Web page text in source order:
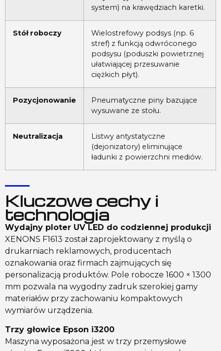
system) na krawędziach karetki.
Stół roboczy
Wielostrefowy podsys (np. 6
stref) z funkcją odwróconego
podsysu (poduszki powietrznej
ułatwiającej przesuwanie
ciężkich płyt).
Pozycjonowanie
Pneumatyczne piny bazujące
wysuwane ze stołu.
Neutralizacja
Listwy antystatyczne
(dejonizatory) eliminujące
ładunki z powierzchni mediów.
Kluczowe cechy i
technologia
Wydajny ploter UV LED do codziennej produkcji
XENONS F1613 został zaprojektowany z myślą o
drukarniach reklamowych, producentach
oznakowania oraz firmach zajmujących się
personalizacją produktów. Pole robocze 1600 × 1300
mm pozwala na wygodny zadruk szerokiej gamy
materiałów przy zachowaniu kompaktowych
wymiarów urządzenia.
Trzy głowice Epson i3200
Maszyna wyposażona jest w trzy przemysłowe